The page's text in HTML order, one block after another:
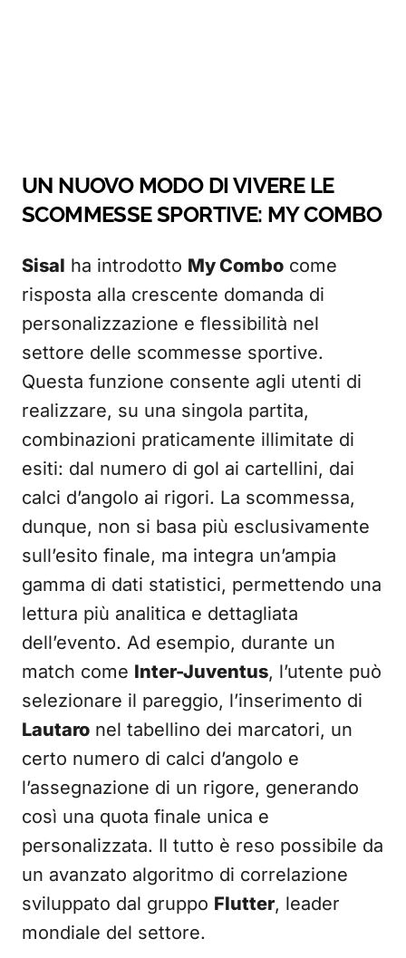
UN NUOVO MODO DI VIVERE LE
SCOMMESSE SPORTIVE: MY COMBO
Sisal ha introdotto My Combo come
risposta alla crescente domanda di
personalizzazione e flessibilità nel
settore delle scommesse sportive.
Questa funzione consente agli utenti di
realizzare, su una singola partita,
combinazioni praticamente illimitate di
esiti: dal numero di gol ai cartellini, dai
calci d’angolo ai rigori. La scommessa,
dunque, non si basa più esclusivamente
sull’esito finale, ma integra un’ampia
gamma di dati statistici, permettendo una
lettura più analitica e dettagliata
dell’evento. Ad esempio, durante un
match come Inter-Juventus, l’utente può
selezionare il pareggio, l’inserimento di
Lautaro nel tabellino dei marcatori, un
certo numero di calci d’angolo e
l’assegnazione di un rigore, generando
così una quota finale unica e
personalizzata. Il tutto è reso possibile da
un avanzato algoritmo di correlazione
sviluppato dal gruppo Flutter, leader
mondiale del settore.